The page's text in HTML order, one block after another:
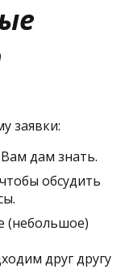
заявки:
дам знать.
обсудить
(небольшое)
друг другу